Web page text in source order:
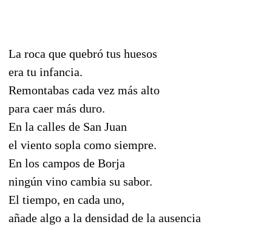
La roca que quebró tus huesos
era tu infancia.
Remontabas cada vez más alto
para caer más duro.
En la calles de San Juan
el viento sopla como siempre.
En los campos de Borja
ningún vino cambia su sabor.
El tiempo, en cada uno,
añade algo a la densidad de la ausencia